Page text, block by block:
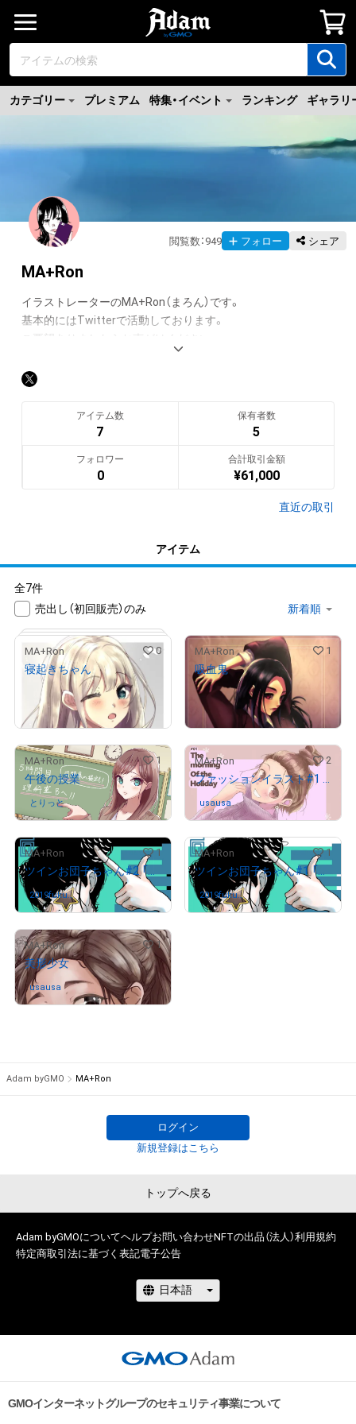
カテゴリー プレミアム 特集・イベント ランキング ギャラリ
閲覧数 ： 949 フォロー シェア
MA+Ron
イラストレーターのMA+Ron（まろん）です。
基本的にはTwitterで活動しております。
ご要望ありましたらお声がけください。
アイテム数
7
保有者数
5
フォロワー
0
合計取引金額
¥61,000
直近の取引
アイテム
全7件
売出し（初回販売）のみ
# 2/5
MA+Ron 0
寝起きちゃん
8,000
売出し（初回販売）
MA+Ron 1
吸血鬼
¥2,000
MA+Ron 1
午後の授業
とりっとさんが保有中
MA+Ron 2
usausaさんが保有中
MA+Ron 1
2019fukujy
uya-0129
さんが保有中
MA+Ron 1
2019fukujy
uya-0129
さんが保有中
MA+Ron 1
美形少女
usausa さんが保有中
Adam byGMO MA+Ron
ログイン
新規登録はこちら
トップへ戻る
Adam byGMOについてヘルプお問い合わせNFTの出品（法人）利用規約
特定商取引法に基づく表記電子公告
GMOインターネットグループのセキュリティ事業について